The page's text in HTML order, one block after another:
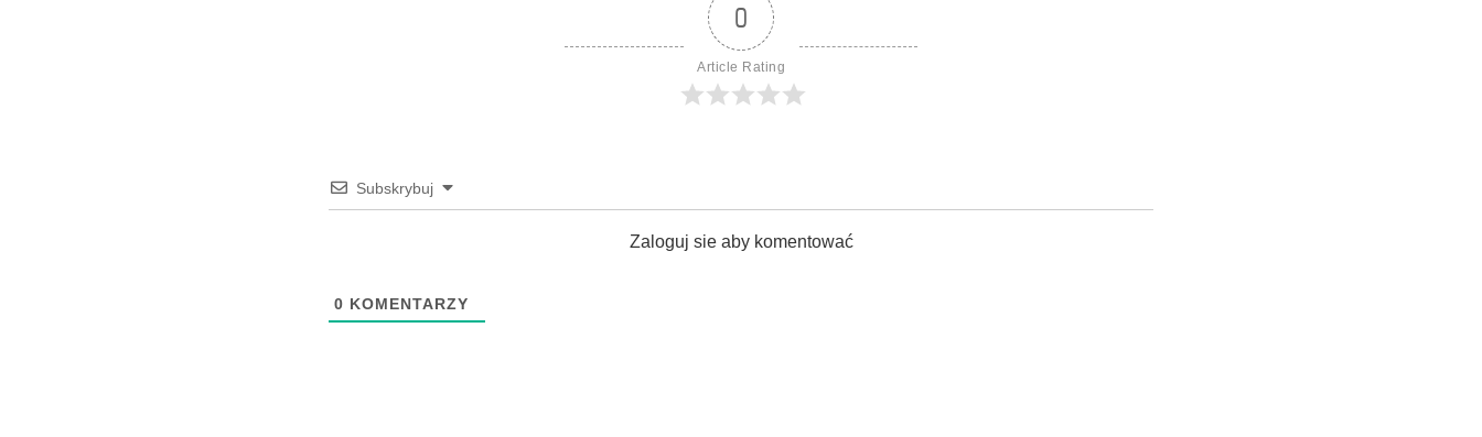
0
Article Rating
Subskrybuj
Zaloguj sie aby komentować
0 KOMENTARZY